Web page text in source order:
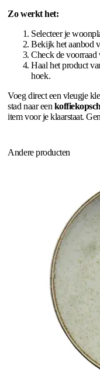
Zo werkt het:
Selecteer je
Bekijk het aanbod
Check de voorraad
Haal het product
hoek.
Voeg direct een vleugje
stad naar een
item voor je klaarstaat.
Andere producten